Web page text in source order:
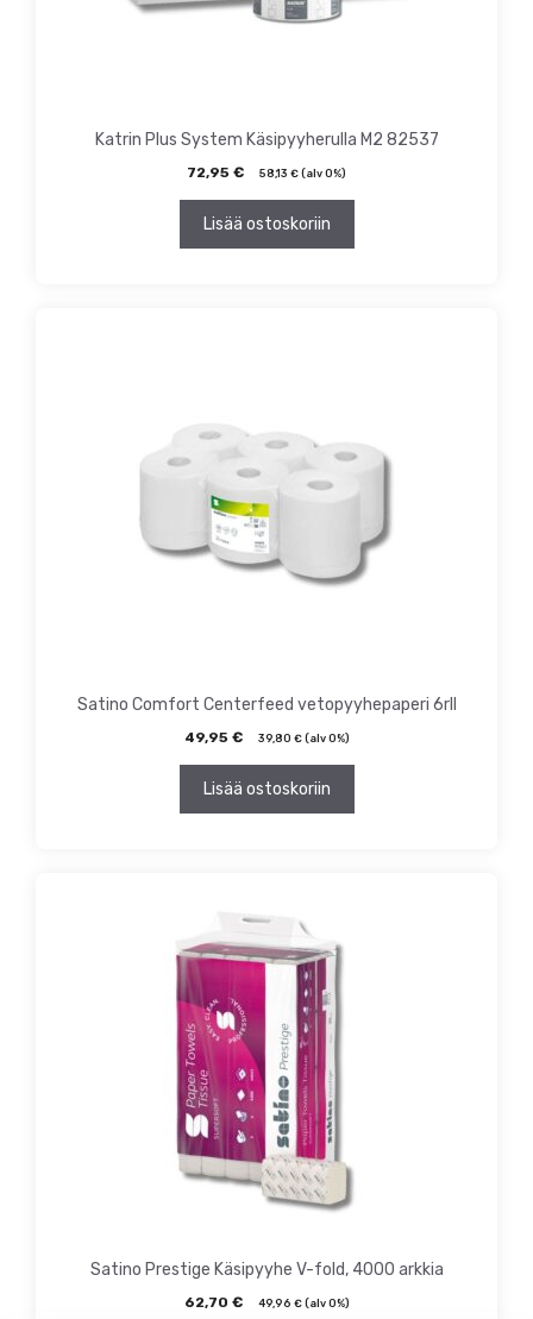
Katrin Plus System Käsipyyherulla M2 82537
72,95 € 58,13 € (alv 0%)
Lisää ostoskoriin
Satino Comfort Centerfeed vetopyyhepaperi 6rll
49,95 € 39,80 €(alv 0%)
Lisää ostoskoriin
Satino Prestige Käsipyyhe V-fold, 4000 arkkia
62,70 € 49,96 €(alv 0%)